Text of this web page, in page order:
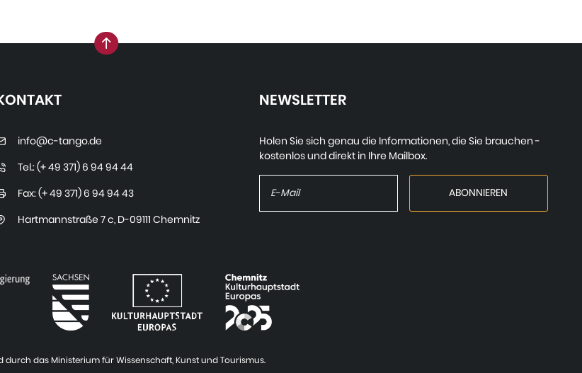
nach oben
info@c-tango.de
Tel.: (+ 49 371) 6 94 94 44
Fax: (+ 49 371) 6 94 94 43
Hartmannstraße 7 c, D-09111 Chemnitz
NEWSLETTER
Holen Sie sich genau die Informationen, die Sie brauchen -
kostenlos und direkt in Ihre Mailbox.
das Ministerium für Wissenschaft, Kunst und Tourismus.